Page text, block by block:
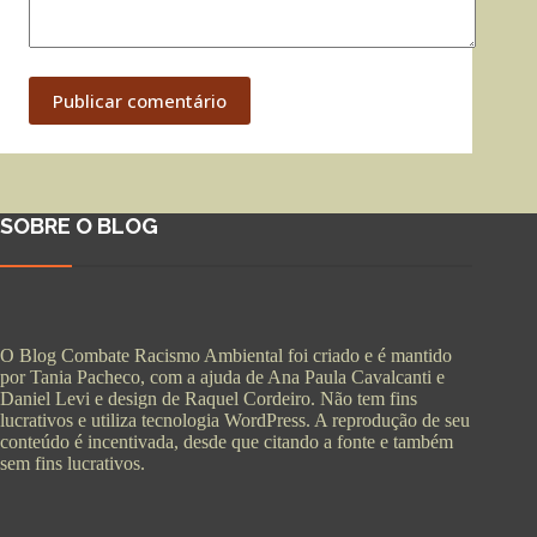
Publicar comentário
SOBRE O BLOG
O Blog Combate Racismo Ambiental foi criado e é mantido
por Tania Pacheco, com a ajuda de Ana Paula Cavalcanti e
Daniel Levi e design de Raquel Cordeiro. Não tem fins
lucrativos e utiliza tecnologia WordPress. A reprodução de seu
conteúdo é incentivada, desde que citando a fonte e também
sem fins lucrativos.